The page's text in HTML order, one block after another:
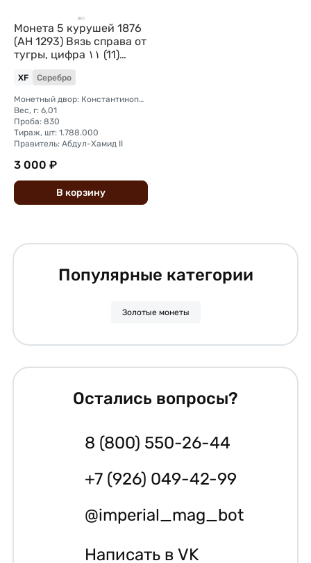
Монета 5 курушей 1876
(AH 1293) Вязь справа от
тугры, цифра ١١ (11)
Османская империя
XF Серебро
Монетный двор: Константинополь
Вес, г: 6,01
Проба: 830
Тираж, шт: 1.788.000
Правитель: Абдул-Хамид II
3 000 ₽
В корзину
Популярные категории
Золотые монеты
Остались вопросы?
8 (800) 550-26-44
+7 (926) 049-42-99
@imperial_mag_bot
Написать в VK